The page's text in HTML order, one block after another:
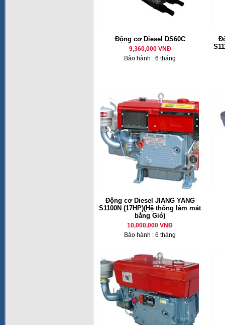
Động cơ Diesel DS60C
9,360,000 VNĐ
Bảo hành : 6 tháng
Động cơ Diesel JIANG YANG
S1100N (17HP)(Hệ thống làm mát
bằng Gió)
10,000,000 VNĐ
Bảo hành : 6 tháng